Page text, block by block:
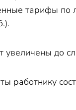
тарифы по
увеличены до
работнику